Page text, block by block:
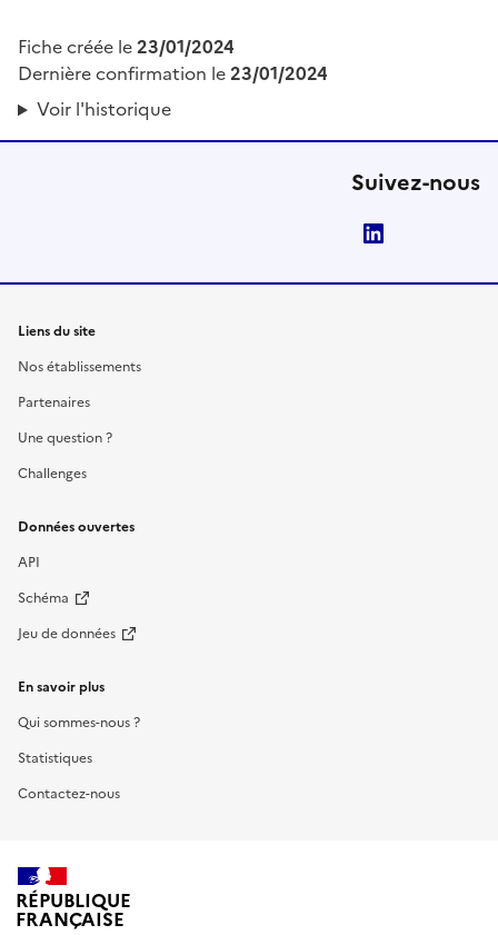
Fiche créée le23/01/2024
Dernière confirmation le23/01/2024
Voir l'historique
Suivez-nous
Liens du site
Nos établissements
Partenaires
Une question ?
Challenges
Données ouvertes
API
Schéma
Jeu de données
En savoir plus
Qui sommes-nous ?
Statistiques
Contactez-nous
RÉPUBLIQUE
FRANÇAISE